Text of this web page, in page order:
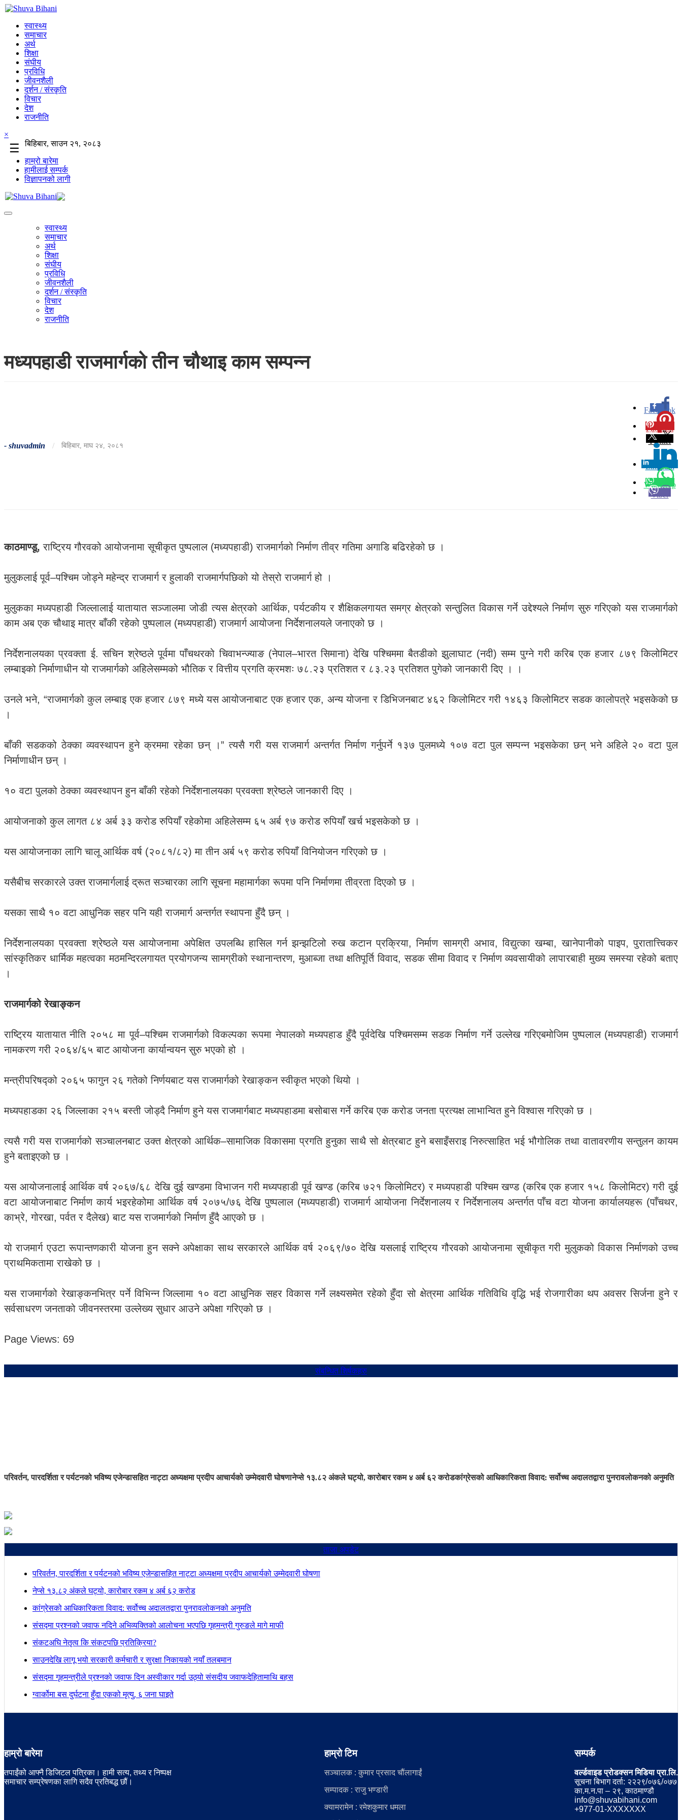
स्वास्थ्य
समाचार
अर्थ
शिक्षा
संघीय
प्रविधि
जीवनशैली
दर्शन / संस्कृति
विचार
देश
राजनीति
×
☰
बिहिबार, साउन २१, २०८३
हाम्रो बारेमा
हामीलाई सम्पर्क
विज्ञापनको लागी
स्वास्थ्य
समाचार
अर्थ
शिक्षा
संघीय
प्रविधि
जीवनशैली
दर्शन / संस्कृति
विचार
देश
राजनीति
मध्यपहाडी राजमार्गको तीन चौथाइ काम सम्पन्न
- shuvadmin / बिहिबार, माघ २४, २०८१
Facebook
0
Pinterest
Twitter
Linkedin
0
Whatsapp
Viber
काठमाण्डू, राष्ट्रिय गौरवको आयोजनामा सूचीकृत पुष्पलाल (मध्यपहाडी) राजमार्गको निर्माण तीव्र गतिमा अगाडि बढिरहेको छ ।
मुलुकलाई पूर्व–पश्चिम जोड्ने महेन्द्र राजमार्ग र हुलाकी राजमार्गपछिको यो तेस्रो राजमार्ग हो ।
मुलुकका मध्यपहाडी जिल्लालाई यातायात सञ्जालमा जोडी त्यस क्षेत्रको आर्थिक, पर्यटकीय र शैक्षिकलगायत समग्र क्षेत्रको सन्तुलित विकास गर्ने उद्देश्यले निर्माण सुरु गरिएको यस राजमार्गको
काम अब एक चौथाइ मात्र बाँकी रहेको पुष्पलाल (मध्यपहाडी) राजमार्ग आयोजना निर्देशनालयले जनाएको छ ।
निर्देशनालयका प्रवक्ता ई. सचिन श्रेष्ठले पूर्वमा पाँचथरको चिवाभन्ज्याङ (नेपाल–भारत सिमाना) देखि पश्चिममा बैतडीको झुलाघाट (नदी) सम्म पुग्ने गरी करिब एक हजार ८७९ किलोमिटर
लम्बाइको निर्माणाधीन यो राजमार्गको अहिलेसम्मको भौतिक र वित्तीय प्रगति क्रमशः ७८.२३ प्रतिशत र ८३.२३ प्रतिशत पुगेको जानकारी दिए । ।
उनले भने, “राजमार्गको कुल लम्बाइ एक हजार ८७९ मध्ये यस आयोजनाबाट एक हजार एक, अन्य योजना र डिभिजनबाट ४६२ किलोमिटर गरी १४६३ किलोमिटर सडक कालोपत्रे भइसकेको छ
।
बाँकी सडकको ठेक्का व्यवस्थापन हुने क्रममा रहेका छन् ।” त्यसै गरी यस राजमार्ग अन्तर्गत निर्माण गर्नुपर्ने १३७ पुलमध्ये १०७ वटा पुल सम्पन्न भइसकेका छन् भने अहिले २० वटा पुल
निर्माणाधीन छन् ।
१० वटा पुलको ठेक्का व्यवस्थापन हुन बाँकी रहेको निर्देशनालयका प्रवक्ता श्रेष्ठले जानकारी दिए ।
आयोजनाको कुल लागत ८४ अर्ब ३३ करोड रुपियाँ रहेकोमा अहिलेसम्म ६५ अर्ब ९७ करोड रुपियाँ खर्च भइसकेको छ ।
यस आयोजनाका लागि चालू आर्थिक वर्ष (२०८१/८२) मा तीन अर्ब ५९ करोड रुपियाँ विनियोजन गरिएको छ ।
यसैबीच सरकारले उक्त राजमार्गलाई द्रूत सञ्चारका लागि सूचना महामार्गका रूपमा पनि निर्माणमा तीव्रता दिएको छ ।
यसका साथै १० वटा आधुनिक सहर पनि यही राजमार्ग अन्तर्गत स्थापना हुँदै छन् ।
निर्देशनालयका प्रवक्ता श्रेष्ठले यस आयोजनामा अपेक्षित उपलब्धि हासिल गर्न झन्झटिलो रुख कटान प्रक्रिया, निर्माण सामग्री अभाव, विद्युत्का खम्बा, खानेपानीको पाइप, पुरातात्त्विकर
सांस्कृतिकर धार्मिक महत्वका मठमन्दिरलगायत प्रयोगजन्य सामग्रीको स्थानान्तरण, मुआब्जा तथा क्षतिपूर्ति विवाद, सडक सीमा विवाद र निर्माण व्यवसायीको लापारबाही मुख्य समस्या रहेको बताए
।
राजमार्गको रेखाङ्कन
राष्ट्रिय यातायात नीति २०५८ मा पूर्व–पश्चिम राजमार्गको विकल्पका रूपमा नेपालको मध्यपहाड हुँदै पूर्वदेखि पश्चिमसम्म सडक निर्माण गर्ने उल्लेख गरिएबमोजिम पुष्पलाल (मध्यपहाडी) राजमार्ग
नामकरण गरी २०६४/६५ बाट आयोजना कार्यान्वयन सुरु भएको हो ।
मन्त्रीपरिषद्को २०६५ फागुन २६ गतेको निर्णयबाट यस राजमार्गको रेखाङ्कन स्वीकृत भएको थियो ।
मध्यपहाडका २६ जिल्लाका २१५ बस्ती जोड्दै निर्माण हुने यस राजमार्गबाट मध्यपहाडमा बसोबास गर्ने करिब एक करोड जनता प्रत्यक्ष लाभान्वित हुने विश्वास गरिएको छ ।
त्यसै गरी यस राजमार्गको सञ्चालनबाट उक्त क्षेत्रको आर्थिक–सामाजिक विकासमा प्रगति हुनुका साथै सो क्षेत्रबाट हुने बसाइँसराइ निरुत्साहित भई भौगोलिक तथा वातावरणीय सन्तुलन कायम
हुने बताइएको छ ।
यस आयोजनालाई आर्थिक वर्ष २०६७/६८ देखि दुई खण्डमा विभाजन गरी मध्यपहाडी पूर्व खण्ड (करिब ७२१ किलोमिटर) र मध्यपहाडी पश्चिम खण्ड (करिब एक हजार १५८ किलोमिटर) गरी दुई
वटा आयोजनाबाट निर्माण कार्य भइरहेकोमा आर्थिक वर्ष २०७५/७६ देखि पुष्पलाल (मध्यपहाडी) राजमार्ग आयोजना निर्देशनालय र निर्देशनालय अन्तर्गत पाँच वटा योजना कार्यालयहरू (पाँचथर,
काभ्रे, गोरखा, पर्वत र दैलेख) बाट यस राजमार्गको निर्माण हुँदै आएको छ ।
यो राजमार्ग एउटा रूपान्तणकारी योजना हुन सक्ने अपेक्षाका साथ सरकारले आर्थिक वर्ष २०६९/७० देखि यसलाई राष्ट्रिय गौरवको आयोजनामा सूचीकृत गरी मुलुकको विकास निर्माणको उच्च
प्राथमिकतामा राखेको छ ।
यस राजमार्गको रेखाङ्कनभित्र पर्ने विभिन्न जिल्लामा १० वटा आधुनिक सहर विकास गर्ने लक्ष्यसमेत रहेको हुँदा सो क्षेत्रमा आर्थिक गतिविधि वृद्धि भई रोजगारीका थप अवसर सिर्जना हुने र
सर्वसाधरण जनताको जीवनस्तरमा उल्लेख्य सुधार आउने अपेक्षा गरिएको छ ।
Page Views: 69
संबन्धित शिर्षकहरु
परिवर्तन, पारदर्शिता र पर्यटनको भविष्य एजेन्डासहित नाट्टा अध्यक्षमा प्रदीप आचार्यको उम्मेदवारी घोषणानेप्से १३.८२ अंकले घट्यो, कारोबार रकम ४ अर्ब ६२ करोडकांग्रेसको आधिकारिकता विवाद: सर्वोच्च अदालतद्वारा पुनरावलोकनको अनुमति
ताजा अपडेट
परिवर्तन, पारदर्शिता र पर्यटनको भविष्य एजेन्डासहित नाट्टा अध्यक्षमा प्रदीप आचार्यको उम्मेदवारी घोषणा
नेप्से १३.८२ अंकले घट्यो, कारोबार रकम ४ अर्ब ६२ करोड
कांग्रेसको आधिकारिकता विवाद: सर्वोच्च अदालतद्वारा पुनरावलोकनको अनुमति
संसद्मा प्रश्नको जवाफ नदिने अभिव्यक्तिको आलोचना भएपछि गृहमन्त्री गुरुङले मागे माफी
संकटअघि नेतृत्व कि संकटपछि प्रतिक्रिया?
साउनदेखि लागू भयो सरकारी कर्मचारी र सुरक्षा निकायको नयाँ तलबमान
संसद्मा गृहमन्त्रीले प्रश्नको जवाफ दिन अस्वीकार गर्दा उठ्यो संसदीय जवाफदेहितामाथि बहस
ग्वार्कोमा बस दुर्घटना हुँदा एकको मृत्यु, ६ जना घाइते
हाम्रो बारेमा
तपाईंको आफ्नै डिजिटल पत्रिका। हामी सत्य, तथ्य र निष्पक्ष
समाचार सम्प्रेषणका लागि सदैव प्रतिबद्ध छौं।
हाम्रो टिम
सञ्चालक : कुमार प्रसाद चौंलागाईं
सम्पादक : राजु भण्डारी
क्यामरामेन : रमेशकुमार धमला
सम्पर्क
वर्ल्डवाइड प्रोडक्सन मिडिया प्रा.लि.
सूचना बिभाग दर्ता: २२२९/०७६/०७७
का.म.न.पा – २९, काठमाण्डौ
info@shuvabihani.com
+977-01-XXXXXXX